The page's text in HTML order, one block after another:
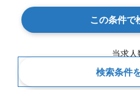
この条件で
当求人
検索条件